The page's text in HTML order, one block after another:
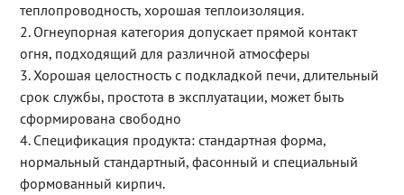
теплопроводность, хорошая теплоизоляция.
2. Огнеупорная категория допускает прямой контакт
огня, подходящий для различной атмосферы
3. Хорошая целостность с подкладкой печи, длительный
срок службы, простота в эксплуатации, может быть
сформирована свободно
4. Спецификация продукта: стандартная форма,
нормальный стандартный, фасонный и специальный
формованный кирпич.